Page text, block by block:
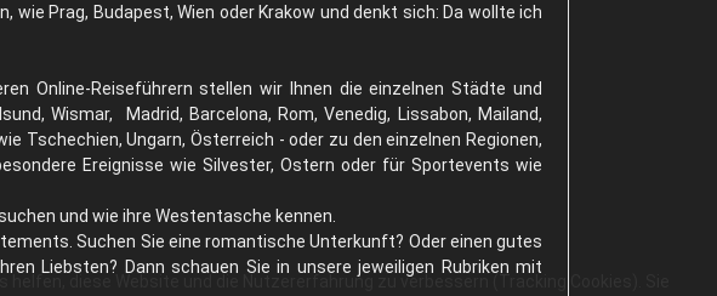
Prag, Budapest, Wien oder Krakow und denkt sich: Da wollte ich
Online-Reiseführern stellen wir Ihnen die einzelnen Städte und
Wismar, Madrid, Barcelona, Rom, Venedig, Lissabon, Mailand,
Tschechien, Ungarn, Österreich - oder zu den einzelnen Regionen,
Ereignisse wie Silvester, Ostern oder für Sportevents wie
und wie ihre Westentasche kennen.
Suchen Sie eine romantische Unterkunft? Oder einen gutes
Liebsten? Dann schauen Sie in unsere jeweiligen Rubriken mit
diese Website und die Nutzererfahrung zu verbessern (Tracking Cookies). Sie